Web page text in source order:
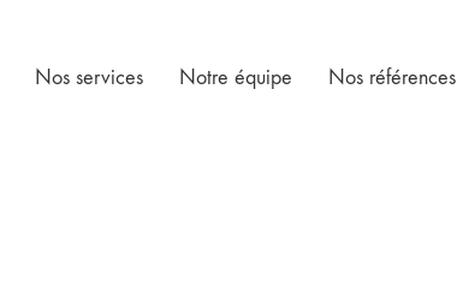
Nos services Notre équipe Nos références